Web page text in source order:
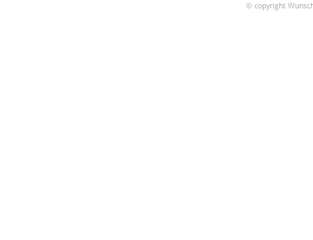
© copyright